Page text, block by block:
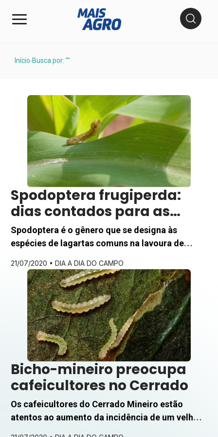
Início› Busca por: ""
Spodoptera frugiperda:
dias contados para as
lagartas do milho
Spodoptera é o gênero que se designa às
espécies de lagartas comuns na lavoura de
significa que não têm preferência alimentar,
podendo aparecer em diversas culturas durante
todo o ano. A espécie mais conhecida e que
pode gerar prejuízos superiores a 40% na
produtividade é a […]
21/07/2020 •DIA A DIA DO CAMPO
Bicho-mineiro preocupa
cafeicultores no Cerrado
Os cafeicultores do Cerrado Mineiro estão
atentos ao aumento da incidência de um velho